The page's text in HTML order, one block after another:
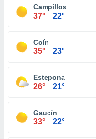
Campillos
37° 22°
Coín
35° 23°
Estepona
26° 21°
Gaucín
33° 22°